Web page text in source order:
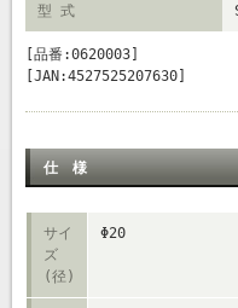
型 式
[品番:0620003]
[JAN:4527525207630]
仕 様
サイ
ズ
(径)
Φ20